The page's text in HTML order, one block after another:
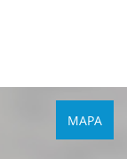
MAPA